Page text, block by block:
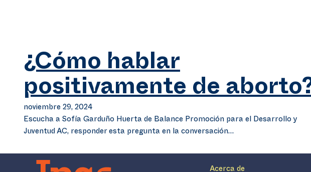
¿Cómo hablar
positivamente de aborto?
noviembre 29, 2024
Escucha a Sofía Garduño Huerta de Balance Promoción para el Desarrollo y
Juventud AC, responder esta pregunta en la conversación…
Acerca de